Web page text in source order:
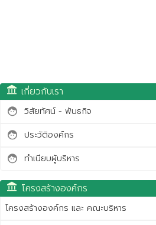
account_balance เกี่ยวกับเรา
face วิสัยทัศน์ - พันธกิจ
face ประวัติองค์กร
face ทำเนียบผู้บริหาร
account_balance โครงสร้างองค์กร
โครงสร้างองค์กร และ คณะบริหาร